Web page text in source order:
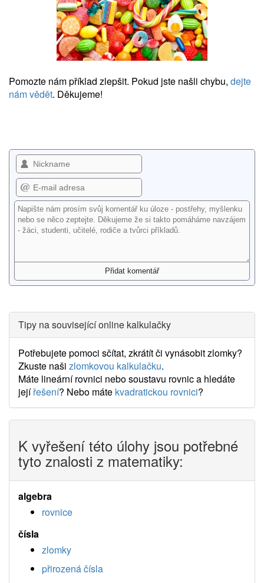
Pomozte nám příklad zlepšit. Pokud jste našli chybu, dejte
nám vědět. Děkujeme!
Tipy na související online kalkulačky
Potřebujete pomoci sčítat, zkrátít či vynásobit zlomky?
Zkuste naši zlomkovou kalkulačku.
Máte lineární rovnici nebo soustavu rovnic a hledáte
jejířešení? Nebo máte kvadratickou rovnici?
K vyřešení této úlohy jsou potřebné
tyto znalosti z matematiky:
algebra
rovnice
čísla
zlomky
přirozená čísla